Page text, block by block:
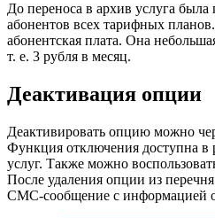
До переноса в архив услуга
абонентов всех тарифных
абонентская плата. Она
т. е. 3 рубля в месяц.
Деактивация опции
Деактивировать опцию можно
Функция отключения доступна в
услуг. Также можно
После удаления опции из
СМС-сообщение с информацией